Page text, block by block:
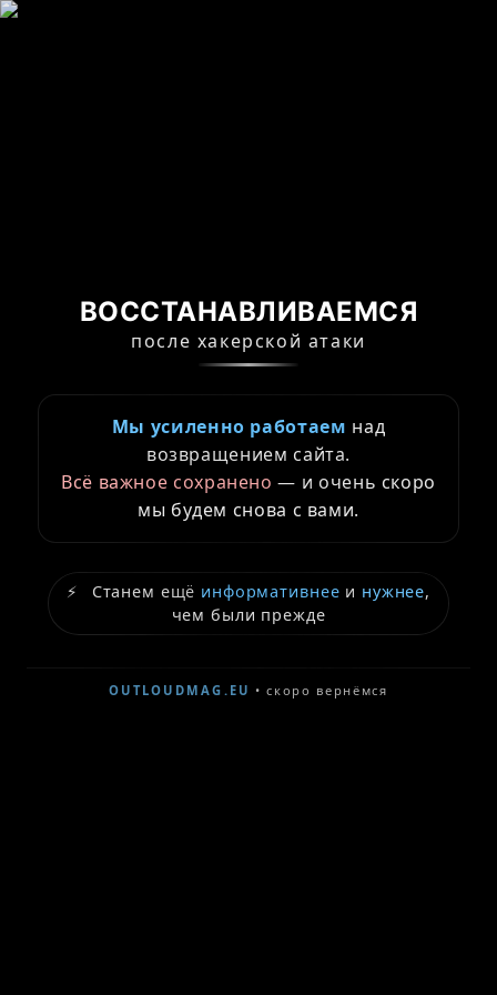
ВОССТАНАВЛИВАЕМСЯ
после хакерской атаки
Мы усиленно работаем над
возвращением сайта.
Всё важное сохранено — и очень скоро
мы будем снова с вами.
⚡ Станем ещё информативнее и нужнее,
чем были прежде
OUTLOUDMAG.EU • скоро вернёмся